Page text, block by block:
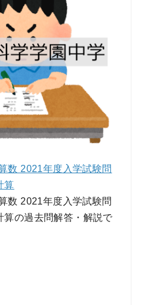
数 2021年度入学試験問
算
数 2021年度入学試験問
算の過去問解答・解説で